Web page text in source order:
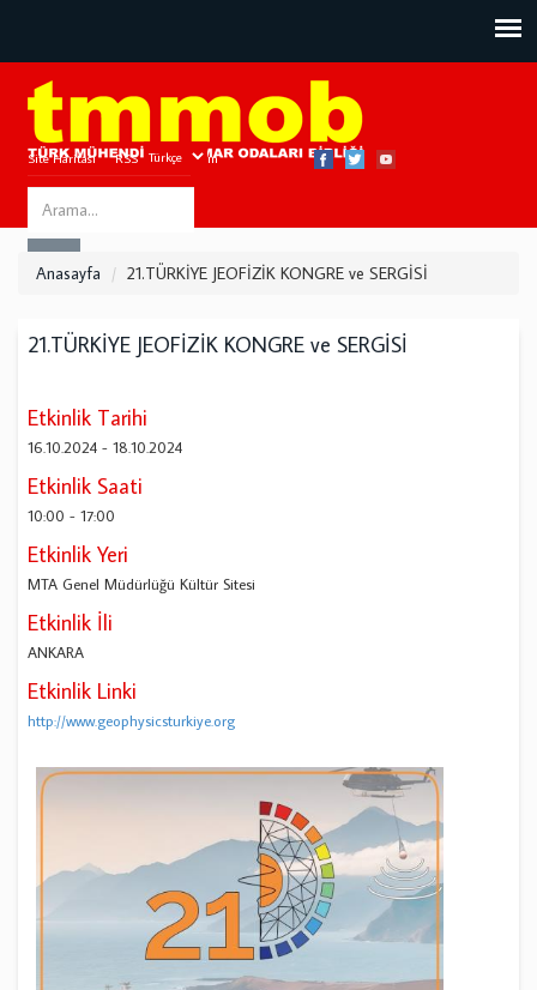
Site Haritası RSS Bize Ulaşın
Search
this
Anasayfa 21.TÜRKİYE JEOFİZİK KONGRE ve SERGİSİ
21.TÜRKİYE JEOFİZİK KONGRE ve SERGİSİ
Etkinlik Tarihi
16.10.2024 -18.10.2024
Etkinlik Saati
10:00 -17:00
Etkinlik Yeri
MTA Genel Müdürlüğü Kültür Sitesi
Etkinlik İli
ANKARA
Etkinlik Linki
http://www.geophysicsturkiye.org